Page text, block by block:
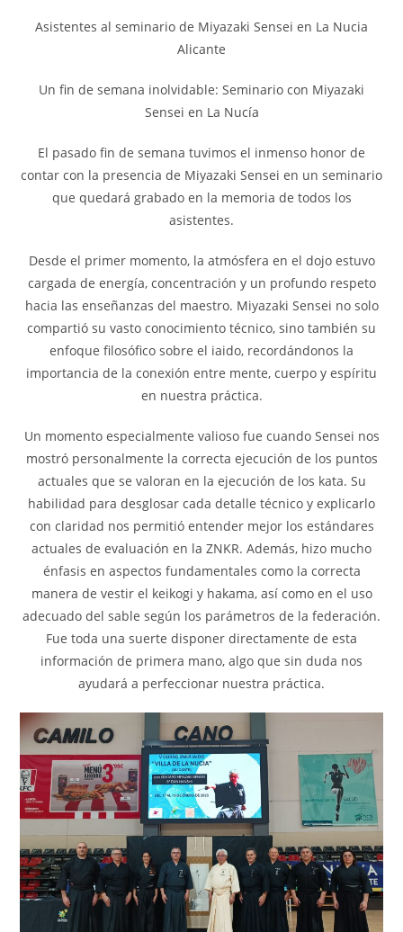
Asistentes al seminario de Miyazaki Sensei en La Nucia
Alicante
Un fin de semana inolvidable: Seminario con Miyazaki
Sensei en La Nucía
El pasado fin de semana tuvimos el inmenso honor de
contar con la presencia de Miyazaki Sensei en un seminario
que quedará grabado en la memoria de todos los
asistentes.
Desde el primer momento, la atmósfera en el dojo estuvo
cargada de energía, concentración y un profundo respeto
hacia las enseñanzas del maestro. Miyazaki Sensei no solo
compartió su vasto conocimiento técnico, sino también su
enfoque filosófico sobre el iaido, recordándonos la
importancia de la conexión entre mente, cuerpo y espíritu
en nuestra práctica.
Un momento especialmente valioso fue cuando Sensei nos
mostró personalmente la correcta ejecución de los puntos
actuales que se valoran en la ejecución de los kata. Su
habilidad para desglosar cada detalle técnico y explicarlo
con claridad nos permitió entender mejor los estándares
actuales de evaluación en la ZNKR. Además, hizo mucho
énfasis en aspectos fundamentales como la correcta
manera de vestir el keikogi y hakama, así como en el uso
adecuado del sable según los parámetros de la federación.
Fue toda una suerte disponer directamente de esta
información de primera mano, algo que sin duda nos
ayudará a perfeccionar nuestra práctica.